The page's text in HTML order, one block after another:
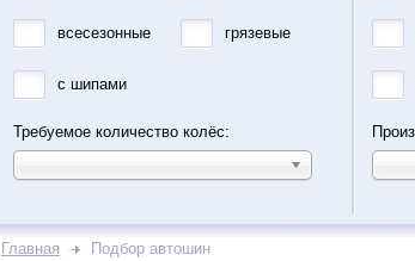
всесезонные грязевые
с шипами
Требуемое количество колёс:
Главная Подбор автошин